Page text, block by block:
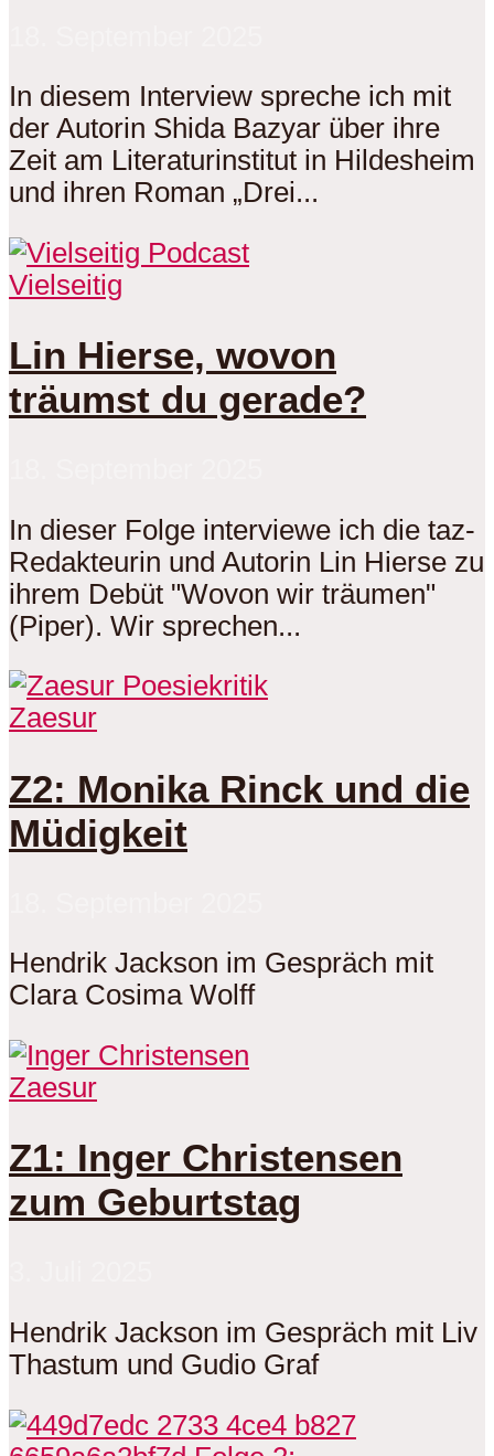
In diesem Interview spreche ich mit
der Autorin Shida Bazyar über ihre
Zeit am Literaturinstitut in Hildesheim
und ihren Roman „Drei...
Vielseitig
Lin Hierse, wovon
träumst du gerade?
In dieser Folge interviewe ich die taz-
Redakteurin und Autorin Lin Hierse zu
ihrem Debüt "Wovon wir träumen"
(Piper). Wir sprechen...
Zaesur
Z2: Monika Rinck und die
Müdigkeit
Hendrik Jackson im Gespräch mit
Clara Cosima Wolff
Zaesur
Z1: Inger Christensen
zum Geburtstag
Hendrik Jackson im Gespräch mit Liv
Thastum und Gudio Graf